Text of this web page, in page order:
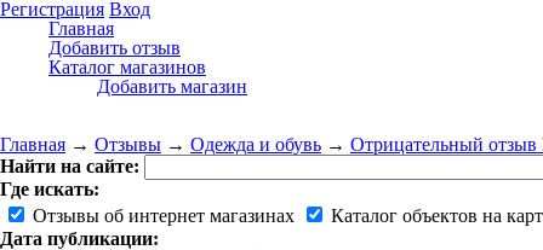
Регистрация Вход
Главная
Добавить отзыв
Каталог магазинов
Добавить магазин
Главная → Отзывы → Одежда и обувь → Отрицательный отзыв
Найти на сайте:
Где искать:
Отзывы об интернет магазинах
Каталог объектов на
Дата публикации: